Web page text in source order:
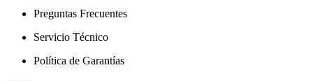
Preguntas Frecuentes
Servicio Técnico
Política de Garantías